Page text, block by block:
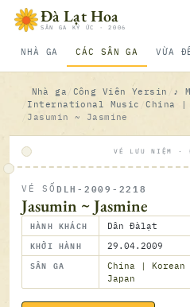
Bỏ qua nội dungĐà Lạt Hoa
SÂN GA KÝ ỨC · 2006
NHÀ GA CÁC SÂN GA VỪA
Nhà ga Công Viên Yersin
♪
International Music
China |
Jasumin ~ Jasmine
VÉ LƯU NIỆM ·
VÉ SỐ DLH-2009-2218
Jasumin ~ Jasmine
HÀNH KHÁCH Dân Đàlạt
KHỞI HÀNH 29.04.2009
SÂN GA
China | Korean
Japan